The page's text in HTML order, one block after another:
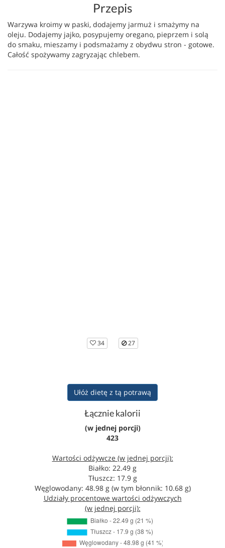
Przepis
Warzywa kroimy w paski, dodajemy jarmuż i smażymy na
oleju. Dodajemy jajko, posypujemy oregano, pieprzem i solą
do smaku, mieszamy i podsmażamy z obydwu stron - gotowe.
Całość spożywamy zagryzając chlebem.
34 27
Ułóż dietę z tą potrawą
Łącznie kalorii
(w jednej porcji)
423
Wartości odżywcze (w jednej porcji):
Białko: 22.49 g
Tłuszcz: 17.9 g
Węglowodany: 48.98 g (w tym błonnik: 10.68 g)
Udziały procentowe wartości odżywczych
(w jednej porcji):